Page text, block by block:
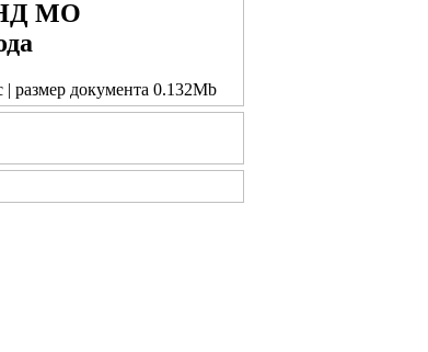
МО
| размер документа 0.132Mb